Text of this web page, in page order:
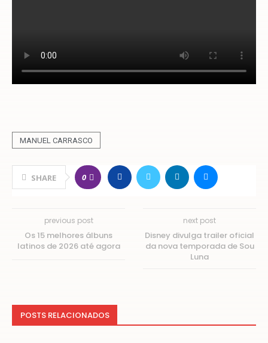
MANUEL CARRASCO
SHARE 0
previous post
Os 15 melhores álbuns
latinos de 2026 até agora
next post
Disney divulga trailer oficial
da nova temporada de Sou
Luna
POSTS RELACIONADOS